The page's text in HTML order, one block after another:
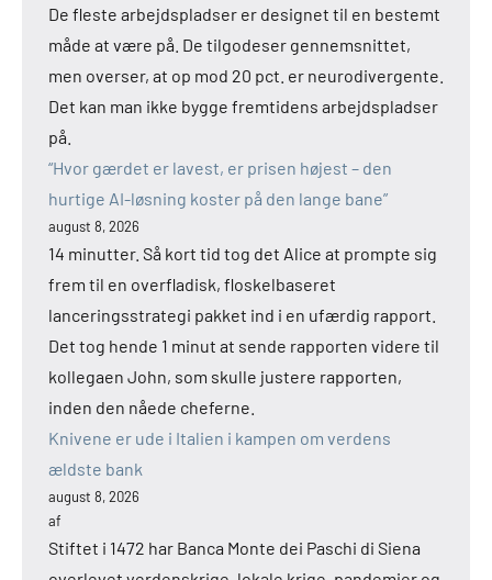
De fleste arbejdspladser er designet til en bestemt
måde at være på. De tilgodeser gennemsnittet,
men overser, at op mod 20 pct. er neurodivergente.
Det kan man ikke bygge fremtidens arbejdspladser
på.
“Hvor gærdet er lavest, er prisen højest – den
hurtige AI-løsning koster på den lange bane”
august 8, 2026
14 minutter. Så kort tid tog det Alice at prompte sig
frem til en overfladisk, floskelbaseret
lanceringsstrategi pakket ind i en ufærdig rapport.
Det tog hende 1 minut at sende rapporten videre til
kollegaen John, som skulle justere rapporten,
inden den nåede cheferne.
Knivene er ude i Italien i kampen om verdens
ældste bank
august 8, 2026
af
Stiftet i 1472 har Banca Monte dei Paschi di Siena